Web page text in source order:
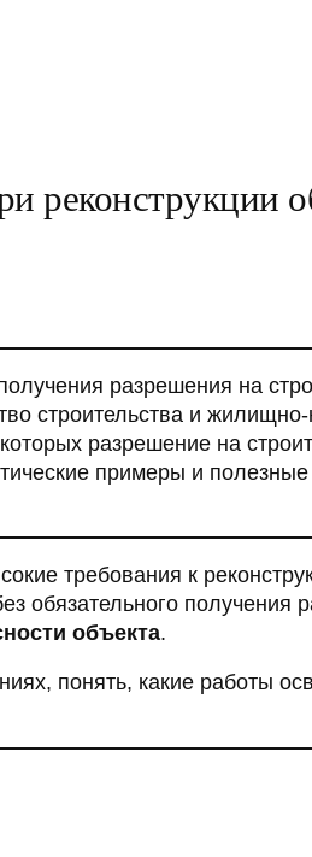
реконструкции
разрешения на
строительства и жилищно-
разрешение на
примеры и
требования к
обязательного получения
объекта.
понять, какие работы